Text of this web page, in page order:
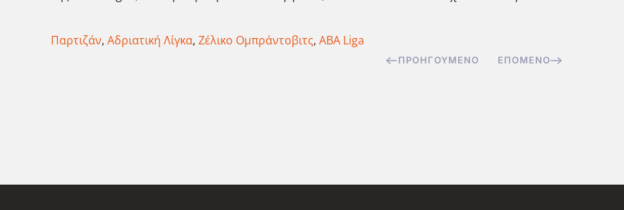
Παρτιζάν, Αδριατική Λίγκα, Ζέλικο Ομπράντοβιτς, ABA Liga
ΠΡΟΗΓΟΎΜΕΝΟ ΕΠΌΜΕΝΟ